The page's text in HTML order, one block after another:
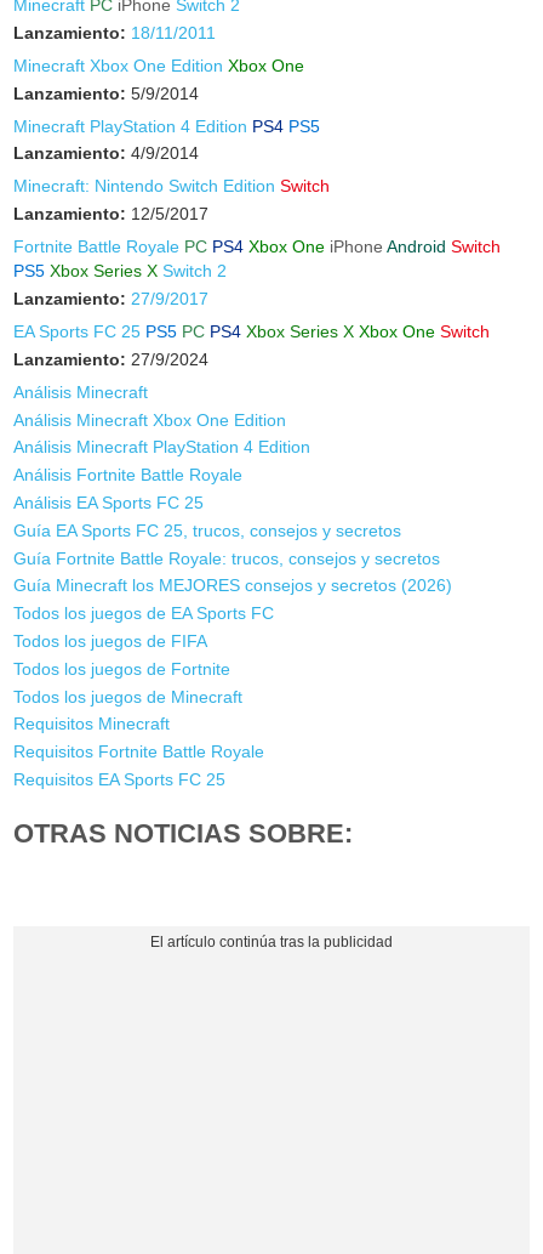
Minecraft PC iPhone Switch 2
Lanzamiento: 18/11/2011
Minecraft Xbox One Edition Xbox One
Lanzamiento: 5/9/2014
Minecraft PlayStation 4 Edition PS4 PS5
Lanzamiento: 4/9/2014
Minecraft: Nintendo Switch Edition Switch
Lanzamiento: 12/5/2017
Fortnite Battle Royale PC PS4 Xbox One iPhone Android Switch
PS5 Xbox Series X Switch 2
Lanzamiento: 27/9/2017
EA Sports FC 25 PS5 PC PS4 Xbox Series X Xbox One Switch
Lanzamiento: 27/9/2024
Análisis Minecraft
Análisis Minecraft Xbox One Edition
Análisis Minecraft PlayStation 4 Edition
Análisis Fortnite Battle Royale
Análisis EA Sports FC 25
Guía EA Sports FC 25, trucos, consejos y secretos
Guía Fortnite Battle Royale: trucos, consejos y secretos
Guía Minecraft los MEJORES consejos y secretos (2026)
Todos los juegos de EA Sports FC
Todos los juegos de FIFA
Todos los juegos de Fortnite
Todos los juegos de Minecraft
Requisitos Minecraft
Requisitos Fortnite Battle Royale
Requisitos EA Sports FC 25
OTRAS NOTICIAS SOBRE: